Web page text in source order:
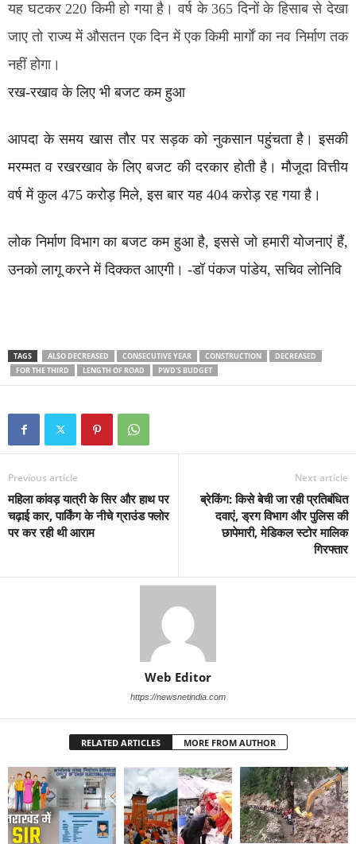
यह घटकर 220 किमी हो गया है। वर्ष के 365 दिनों के हिसाब से देखा
जाए तो राज्य में औसतन एक दिन में एक किमी मार्गाें का नव निर्माण तक
नहीं होगा।
रख-रखाव के लिए भी बजट कम हुआ
आपदा के समय खास तौर पर सड़क को नुकसान पहुंचता है। इसकी
मरम्मत व रखरखाव के लिए बजट की दरकार होती है। मौजूदा वित्तीय
वर्ष में कुल 475 करोड़ मिले, इस बार यह 404 करोड़ रह गया है।
लोक निर्माण विभाग का बजट कम हुआ है, इससे जो हमारी योजनाएं हैं,
उनको लागू करने में दिक्कत आएगी। -डॉ पंकज पांडेय, सचिव लोनिवि
TAGS ALSO DECREASED CONSECUTIVE YEAR CONSTRUCTION
DECREASED
FOR THE THIRD
LENGTH OF ROAD PWD'S BUDGET
Previous article
महिला कांवड़ यात्री के सिर और हाथ पर
चढ़ाई कार, पार्किंग के नीचे ग्राउंड फ्लोर
पर कर रही थी आराम
Next article
ब्रेकिंग: किसे बेची जा रही प्रतिबंधित
दवाएं, ड्रग विभाग और पुलिस की
छापेमारी, मेडिकल स्टोर मालिक
गिरफ्तार
Web Editor
https://newsnetindia.com
RELATED ARTICLES MORE FROM AUTHOR